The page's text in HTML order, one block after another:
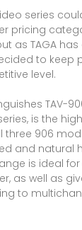
series
pricing
as TAGA
to keep
level.
TAV-
is the high
three 906
and natural
is ideal
as well as
to